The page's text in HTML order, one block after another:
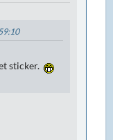
sticker.